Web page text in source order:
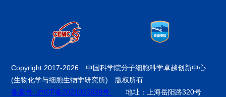
Copyright 2017-2026 中国科学院分子细胞科学卓越创新中心
(生物化学与细胞生物学研究所) 版权所有
备案号: 沪ICP备2021025838号
地址：上海岳阳路320号